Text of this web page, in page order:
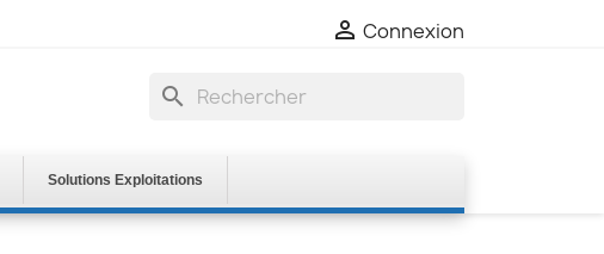
 Connexion
search
Solutions Exploitations